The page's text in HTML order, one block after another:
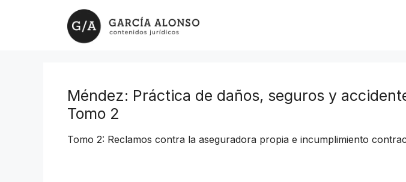
Méndez: Práctica de daños, seguros y
Tomo 2
Tomo 2: Reclamos contra la aseguradora propia e incumplimiento